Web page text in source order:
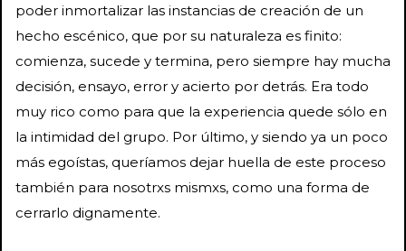
poder inmortalizar las instancias de creación de un
hecho escénico, que por su naturaleza es finito:
comienza, sucede y termina, pero siempre hay mucha
decisión, ensayo, error y acierto por detrás. Era todo
muy rico como para que la experiencia quede sólo en
la intimidad del grupo. Por último, y siendo ya un poco
más egoístas, queríamos dejar huella de este proceso
también para nosotrxs mismxs, como una forma de
cerrarlo dignamente.